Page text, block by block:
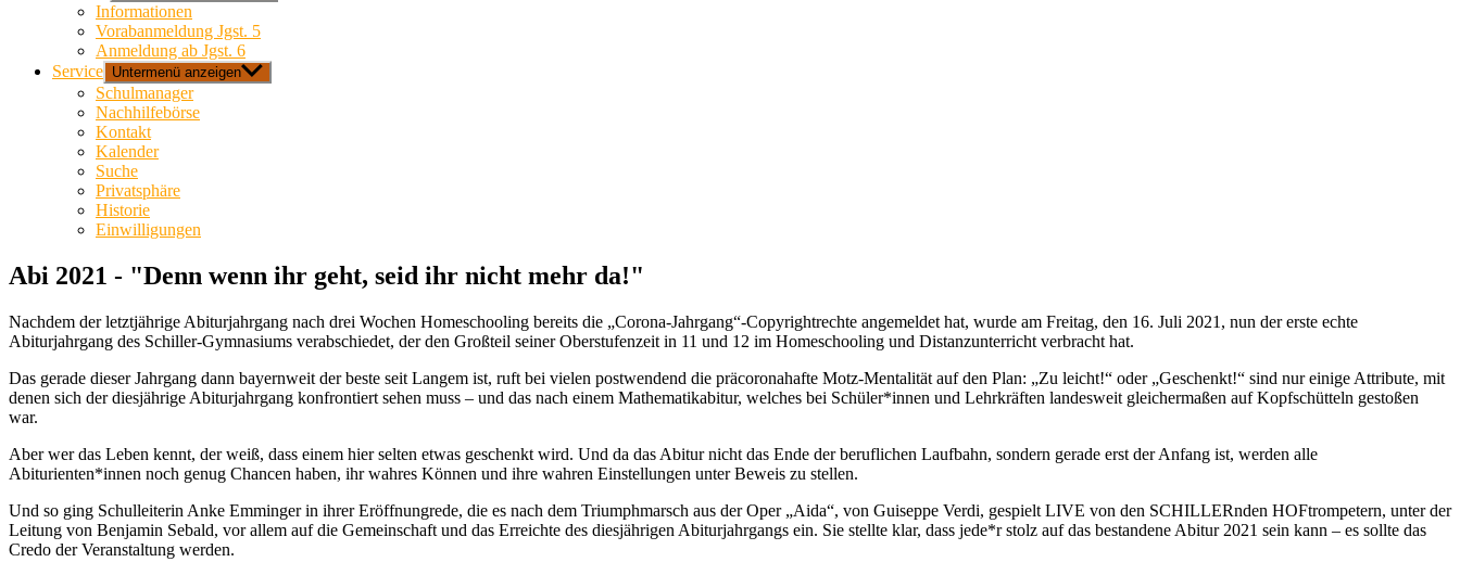
Informationen
Vorabanmeldung Jgst. 5
Anmeldung ab Jgst. 6
Service Untermenü anzeigen
Schulmanager
Nachhilfebörse
Kontakt
Kalender
Suche
Privatsphäre
Historie
Einwilligungen
Abi 2021 - "Denn wenn ihr geht, seid ihr nicht mehr da!"
Nachdem der letztjährige Abiturjahrgang nach drei Wochen Homeschooling bereits die „Corona-Jahrgang“-Copyrightrechte angemeldet hat, wurde am Freitag, den 16. Juli 2021, nun der erste echte
Abiturjahrgang des Schiller-Gymnasiums verabschiedet, der den Großteil seiner Oberstufenzeit in 11 und 12 im Homeschooling und Distanzunterricht verbracht hat.
Das gerade dieser Jahrgang dann bayernweit der beste seit Langem ist, ruft bei vielen postwendend die präcoronahafte Motz-Mentalität auf den Plan: „Zu leicht!“ oder „Geschenkt!“ sind nur einige Attribute, mit
denen sich der diesjährige Abiturjahrgang konfrontiert sehen muss – und das nach einem Mathematikabitur, welches bei Schüler*innen und Lehrkräften landesweit gleichermaßen auf Kopfschütteln gestoßen
war.
Aber wer das Leben kennt, der weiß, dass einem hier selten etwas geschenkt wird. Und da das Abitur nicht das Ende der beruflichen Laufbahn, sondern gerade erst der Anfang ist, werden alle
Abiturienten*innen noch genug Chancen haben, ihr wahres Können und ihre wahren Einstellungen unter Beweis zu stellen.
Und so ging Schulleiterin Anke Emminger in ihrer Eröffnungrede, die es nach dem Triumphmarsch aus der Oper „Aida“, von Guiseppe Verdi, gespielt LIVE von den SCHILLERnden HOFtrompetern, unter der
Leitung von Benjamin Sebald, vor allem auf die Gemeinschaft und das Erreichte des diesjährigen Abiturjahrgangs ein. Sie stellte klar, dass jede*r stolz auf das bestandene Abitur 2021 sein kann – es sollte das
Credo der Veranstaltung werden.